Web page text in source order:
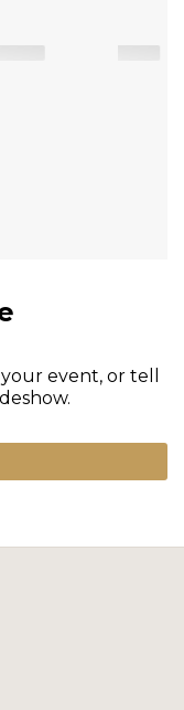
event, or tell